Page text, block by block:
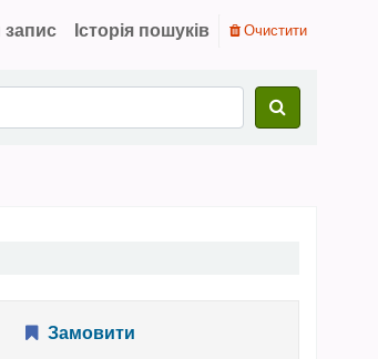
запис Історія пошуків Очистити
Замовити